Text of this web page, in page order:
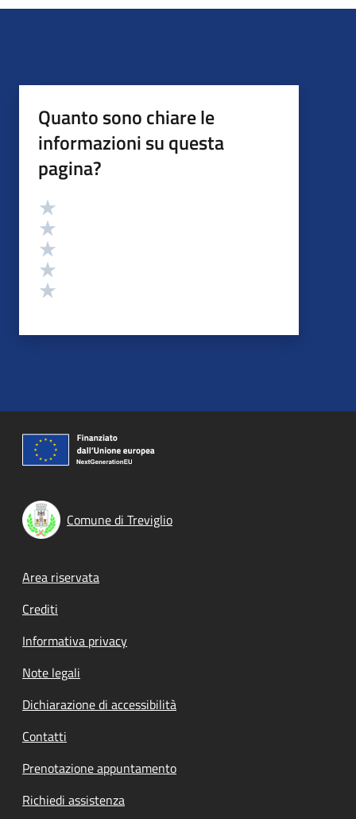
Quanto sono chiare le
informazioni su questa
pagina?
Valutazione
Comune di Treviglio
Footer menu
Area riservata
Crediti
Informativa privacy
Note legali
Dichiarazione di accessibilità
Contatti
Prenotazione appuntamento
Richiedi assistenza